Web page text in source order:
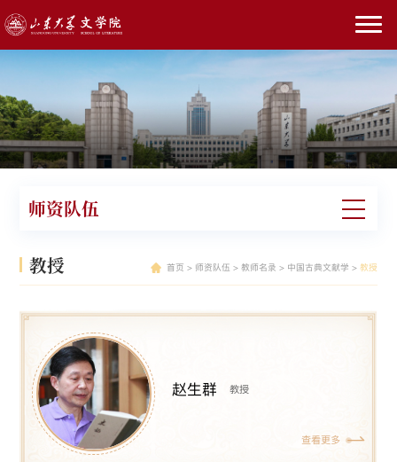
师资队伍
教授 首页 > 师资队伍 > 教师名录 > 中国古典文献学 > 教授
赵生群 教授
查看更多